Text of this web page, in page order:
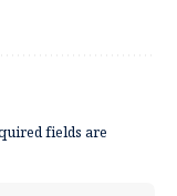
fields are